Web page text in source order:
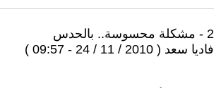
2 - مشكلة محسوسة.. بالحدس
فاديا سعد ( 2010 / 11 / 24 - 09:57 )